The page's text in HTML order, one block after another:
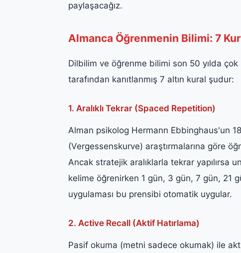
paylaşacağız.
Almanca Öğrenmenin Bilimi: 7
Dilbilim ve öğrenme bilimi son 50 yılda
tarafından kanıtlanmış 7 altın kural şudur:
1. Aralıklı Tekrar (Spaced Repetition)
Alman psikolog Hermann Ebbinghaus'un
(Vergessenskurve) araştırmalarına göre
Ancak stratejik aralıklarla tekrar yapılırsa
kelime öğrenirken 1 gün, 3 gün, 7 gün, 21
uygulaması bu prensibi otomatik uygular.
2. Active Recall (Aktif Hatırlama)
Pasif okuma (metni sadece okumak) ile